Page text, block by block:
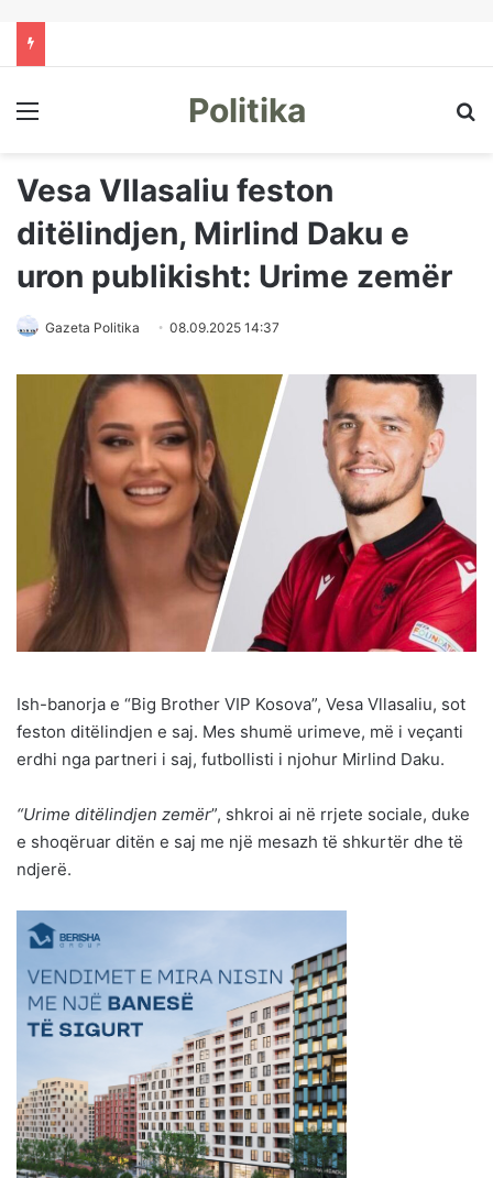
Menu Politika
Vesa Vllasaliu feston
ditëlindjen, Mirlind Daku e
uron publikisht: Urime zemër
Gazeta Politika 08.09.2025 14:37
Ish-banorja e “Big Brother VIP Kosova”, Vesa Vllasaliu, sot
feston ditëlindjen e saj. Mes shumë urimeve, më i veçanti
erdhi nga partneri i saj, futbollisti i njohur Mirlind Daku.
“Urime ditëlindjen zemër”, shkroi ai në rrjete sociale, duke
e shoqëruar ditën e saj me një mesazh të shkurtër dhe të
ndjerë.